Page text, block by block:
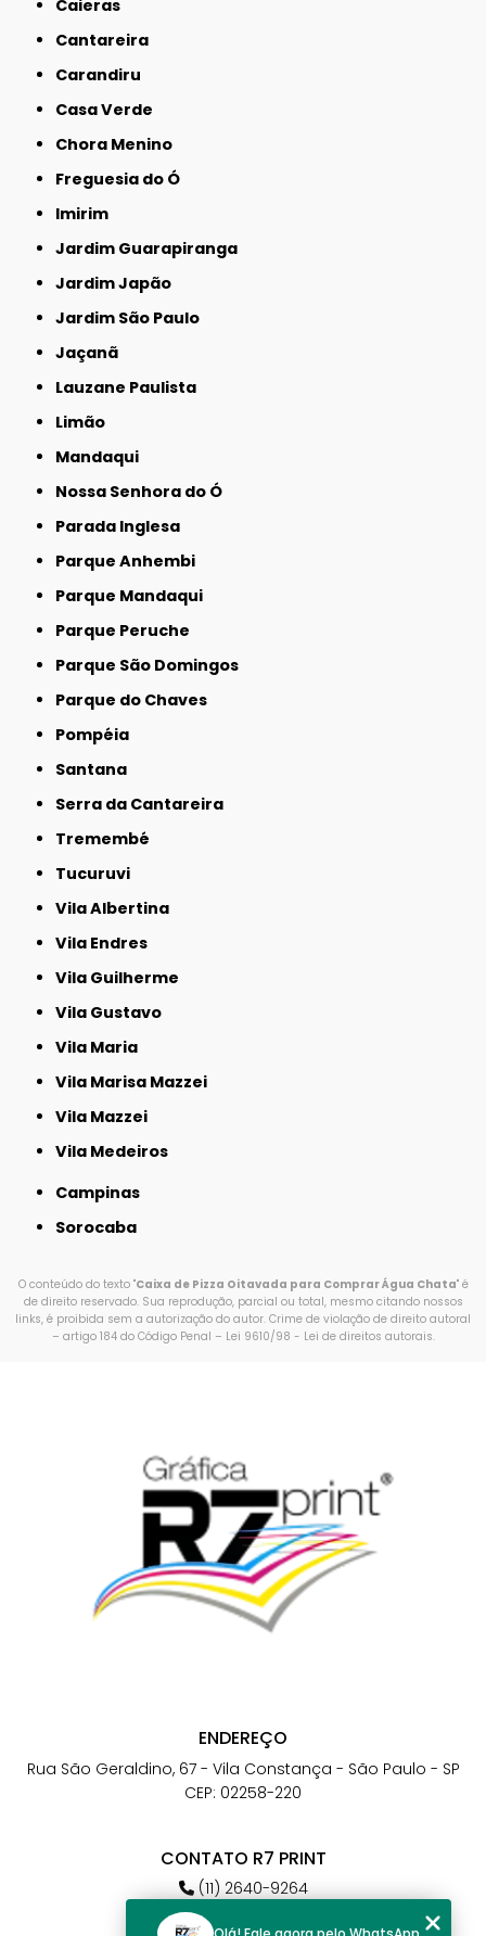
Caieras
Cantareira
Carandiru
Casa Verde
Chora Menino
Freguesia do Ó
Imirim
Jardim Guarapiranga
Jardim Japão
Jardim São Paulo
Jaçanã
Lauzane Paulista
Limão
Mandaqui
Nossa Senhora do Ó
Parada Inglesa
Parque Anhembi
Parque Mandaqui
Parque Peruche
Parque São Domingos
Parque do Chaves
Pompéia
Santana
Serra da Cantareira
Tremembé
Tucuruvi
Vila Albertina
Vila Endres
Vila Guilherme
Vila Gustavo
Vila Maria
Vila Marisa Mazzei
Vila Mazzei
Vila Medeiros
Campinas
Sorocaba
O conteúdo do texto "Caixa de Pizza Oitavada para Comprar Água Chata" é
de direito reservado. Sua reprodução, parcial ou total, mesmo citando nossos
links, é proibida sem a autorização do autor. Crime de violação de direito autoral
– artigo 184 do Código Penal – Lei 9610/98 - Lei de direitos autorais.
ENDEREÇO
Rua São Geraldino, 67 - Vila Constança - São Paulo - SP
CEP: 02258-220
CONTATO R7 PRINT
(11) 2640-9264
(11) 98784-6664